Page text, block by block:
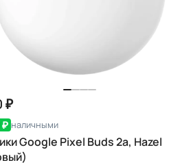
₽
₽ наличными
Google Pixel Buds 2a, Hazel